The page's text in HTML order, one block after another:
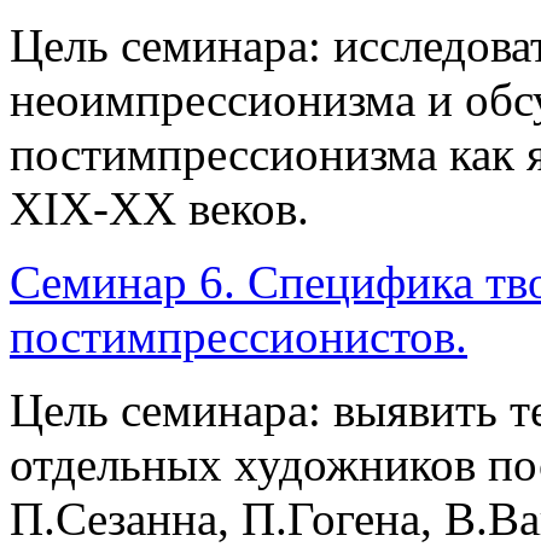
Цель семинара:
неоимпрессионизма и
постимпрессионизма как
XIX-XX веков.
Семинар 6. Специфика
постимпрессионистов.
Цель семинара: выявить
отдельных художников
П.Сезанна, П.Гогена,